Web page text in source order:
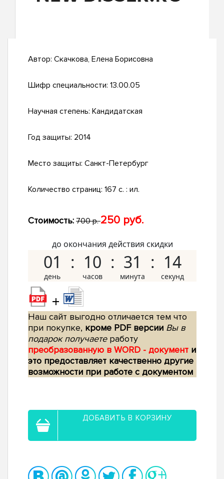
Автор: Скачкова, Елена Борисовна
Шифр специальности: 13.00.05
Научная степень: Кандидатская
Год защиты: 2014
Место защиты: Санкт-Петербург
Количество страниц: 167 с. : ил.
Стоимость: 700 р.250 руб.
до окончания действия скидки
01 10 31 13
+
Наш сайт выгодно отличается тем что
при покупке, кроме PDF версии Вы в
подарок получаетеработу
преобразованную в WORD - документ и
это предоставляет качественно другие
возможности при работе с документом
ДОБАВИТЬ В КОРЗИНУ